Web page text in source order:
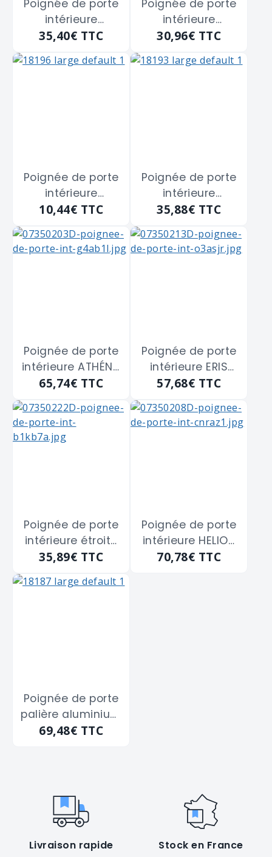
Poignée de porte
intérieure
aluminium New
"3281952" à trou
35,40€ TTC
Poignée de porte
intérieure
aluminium New
"3398501" à
30,96€ TTC
Poignée de porte
intérieure
aluminium noir
HOPPE "11719965" à
cylindre clé I - 165
10,44€ TTC
Poignée de porte
intérieure
aluminium
"3511682" à
cylindre clé I - 195
35,88€ TTC
Poignée de porte
intérieure ATHÉNA
THIRARD
de cylindre I -
entraxe fixation
195 m/m
65,74€ TTC
Poignée de porte
intérieure ERIS
THIRARD
cylindre I -
entraxe fixation
57,68€ TTC
Poignée de porte
intérieure étroite
PICARDIE THIRARD
cylindre I -
35,89€ TTC
Poignée de porte
intérieure HELIOS
THIRARD "5434137"
70,78€ TTC
Poignée de porte
palière aluminium
New York HOPPE
69,48€ TTC
Livraison rapide Stock en France